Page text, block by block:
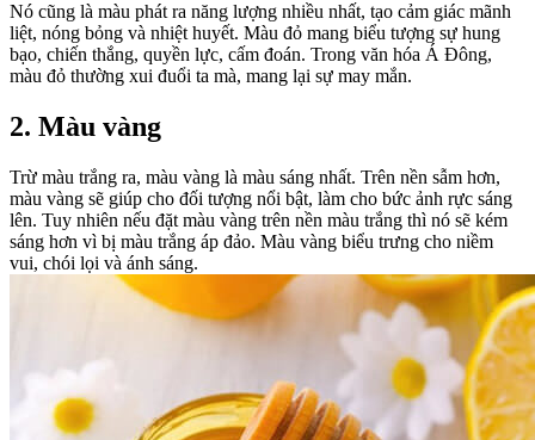
Nó cũng là màu phát ra năng lượng nhiều nhất, tạo cảm giác mãnh
liệt, nóng bỏng và nhiệt huyết. Màu đỏ mang biểu tượng sự hung
bạo, chiến thắng, quyền lực, cấm đoán. Trong văn hóa Á Đông,
màu đỏ thường xui đuổi ta mà, mang lại sự may mắn.
2. Màu vàng
Trừ màu trắng ra, màu vàng là màu sáng nhất. Trên nền sẫm hơn,
màu vàng sẽ giúp cho đối tượng nổi bật, làm cho bức ảnh rực sáng
lên. Tuy nhiên nếu đặt màu vàng trên nền màu trắng thì nó sẽ kém
sáng hơn vì bị màu trắng áp đảo. Màu vàng biểu trưng cho niềm
vui, chói lọi và ánh sáng.